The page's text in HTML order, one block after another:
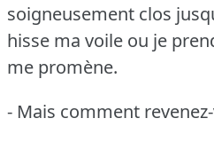
soigneusement clos
hisse ma voile ou je
me promène.
- Mais comment